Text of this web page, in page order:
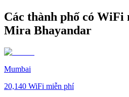
Các thành phố có WiFi
Mira Bhayandar
Mumbai
20,140 WiFi miễn phí